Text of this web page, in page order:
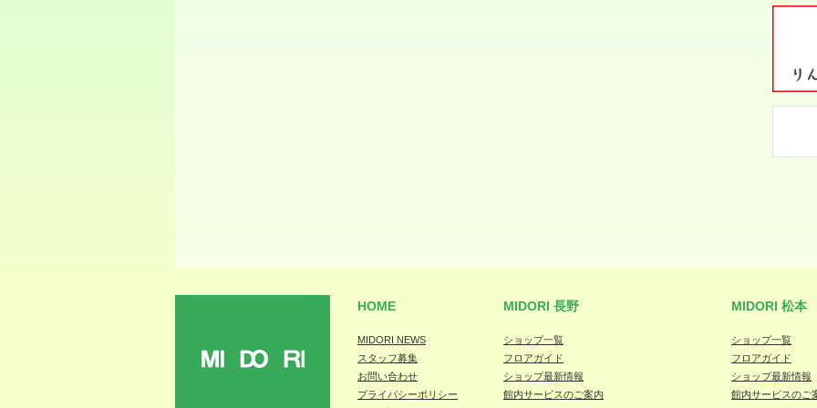
HOME
MIDORI NEWS
スタッフ募集
お問い合わせ
プライバシーポリシー
MIDORI 長野
ショップ一覧
フロアガイド
ショップ最新情報
館内サービスのご案内
MIDORI 松本
ショップ一覧
フロアガイド
ショップ最新情報
館内サービスのご